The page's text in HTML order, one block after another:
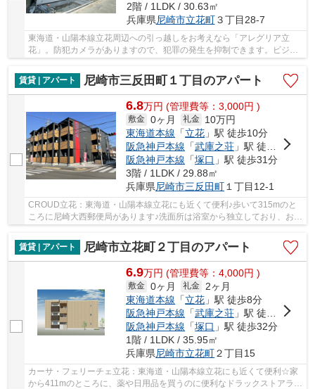
2階 / 1LDK / 30.63㎡
兵庫県尼崎市立花町３丁目28-7
東海道・山陽本線立花周辺への引っ越しをお考えなら「アレグリア立
花」。防犯カメラがありますので、犯罪の発生を抑制できます。ビジネ
賃貸 | アパート
尼崎市三反田町１丁目のアパート
6.8万円 (管理費等：3,000円 )
敷金 0ヶ月 礼金 10万円
東海道本線 「立花 」駅 徒歩10分
阪急神戸本線 「武庫之荘 」駅 徒歩28分
阪急神戸本線 「塚口 」駅 徒歩31分
3階 / 1LDK / 29.88㎡
兵庫県尼崎市三反田町 １丁目12-1
CROUD立花：東海道・山陽本線立花にも近くて便利♪歩いて315mのと
ころに尼崎大西郵便局があります♪洗面所は浴室から独立しており、お風
呂の湿気を避けられます♪大量の洗濯物もバルコニ...
賃貸 | アパート
尼崎市立花町２丁目のアパート
6.9万円 (管理費等：4,000円 )
敷金 0ヶ月 礼金
2ヶ月
東海道本線 「立花 」駅 徒歩8分
阪急神戸本線 「武庫之荘 」駅 徒歩25分
阪急神戸本線 「塚口 」駅 徒歩32分
1階 / 1LDK / 35.95㎡
兵庫県尼崎市立花町２丁目15
カーサ・フェリーチェ立花：東海道・山陽本線立花にも近くて便利☆家
から411mのところに、薬や日用品を買うのに便利なドラックストアライ